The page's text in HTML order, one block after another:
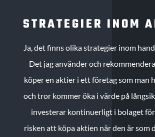
STRATEGIER INOM
Ja, det finns olika strategier inom
Det jag använder och
köper en aktier i ett företag som man
och tror kommer öka i värde på
investerar kontinuerligt i bolaget
risken att köpa aktien när den är som